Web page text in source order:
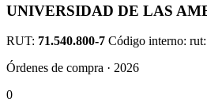
UNIVERSIDAD DE LAS
RUT: 71.540.800-7 Código interno:
Órdenes de compra · 2026
0